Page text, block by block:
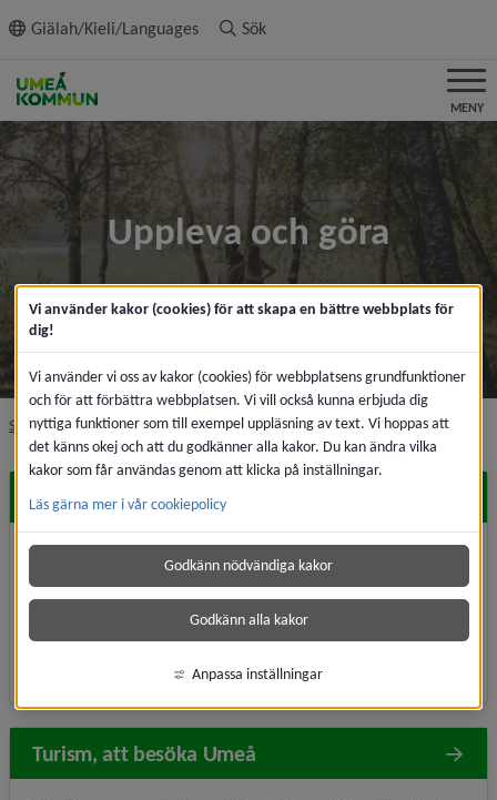
innehållet
Giälah/Kieli/Languages Sök
MENY
Uppleva och göra
Startsida Uppleva och göranivå i brödsmulenavigeringen
Hitta snabbt
Aktiviteter, allmänhetens tider
Fritidsgårdar
Fritid, funktionsnedsättning
Boka anläggning
Turism, att besöka Umeå
Vi använder kakor (cookies) för att skapa en bättre webbplats för
dig!
Vi använder vi oss av kakor (cookies) för webbplatsens grundfunktioner
och för att förbättra webbplatsen. Vi vill också kunna erbjuda dig
nyttiga funktioner som till exempel uppläsning av text. Vi hoppas att
det känns okej och att du godkänner alla kakor. Du kan ändra vilka
kakor som får användas genom att klicka på inställningar.
Läs gärna mer i vår cookiepolicy
Godkänn nödvändiga kakor
Godkänn alla kakor
Anpassa inställningar